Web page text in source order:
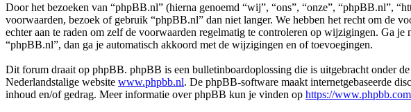
Door het bezoeken van “phpBB.nl” (hierna genoemd “wij”, “ons”, “onze”, “phpBB.nl”,
voorwaarden, bezoek of gebruik “phpBB.nl” dan niet langer. We hebben het recht om de
echter aan te raden om zelf de voorwaarden regelmatig te controleren op wijzigingen. Ga
“phpBB.nl”, dan ga je automatisch akkoord met de wijzigingen en of toevoegingen.
Dit forum draait op phpBB. phpBB is een bulletinboardoplossing die is uitgebracht onder de
Nederlandstalige website www.phpbb.nl. De phpBB-software maakt internetgebaseerde
inhoud en/of gedrag. Meer informatie over phpBB kun je vinden op https://